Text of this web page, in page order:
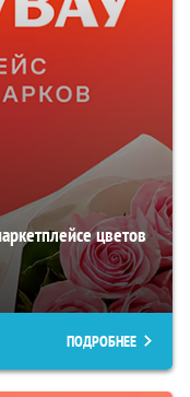
цветов
ПОДРОБНЕЕ